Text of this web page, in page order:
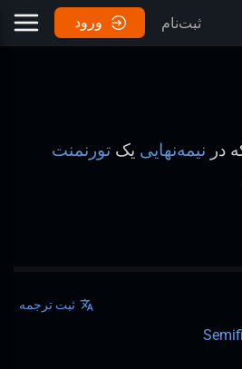
ثبت‌نام ورود
در نیمه‌نهایی یک تورنمنت
ثبت ترجمه